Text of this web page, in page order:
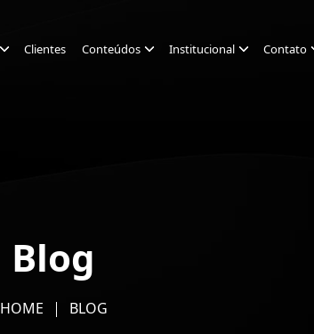
Clientes Conteúdos Institucional Contato
Blog
HOME BLOG